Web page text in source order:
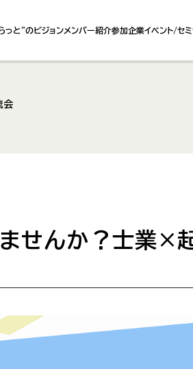
っと”のビジョンメンバー紹介参加企業イベント/セ
会
せんか？士業×